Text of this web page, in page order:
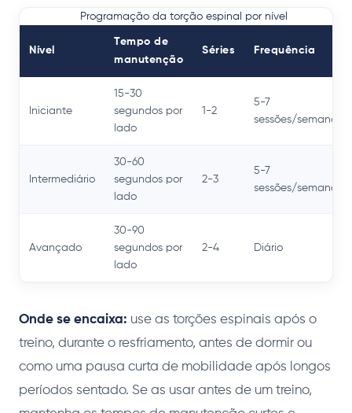
Programação da torção espinal por nível
Nível
Tempo de
manutenção
Séries Frequência
Iniciante
15-30
segundos por
lado
1-2
5-7
sessões/semana
Intermediário
30-60
segundos por
lado
2-3
5-7
sessões/semana
Avançado
30-90
segundos por
lado
2-4 Diário
Onde se encaixa: use as torções espinais após o
treino, durante o resfriamento, antes de dormir ou
como uma pausa curta de mobilidade após longos
períodos sentado. Se as usar antes de um treino,